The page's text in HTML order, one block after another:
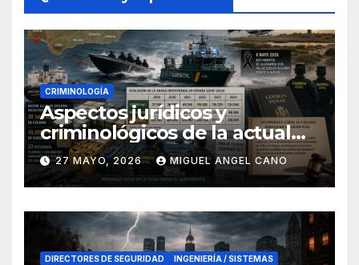
CRIMINOLOGÍA
Aspectos jurídicos y
criminológicos de la actual
lucha contra el narcotráfico
en el sur de España
27 MAYO, 2026 MIGUEL ANGEL CANO
DIRECTORES DE SEGURIDAD
INGENIERÍA / SISTEMAS